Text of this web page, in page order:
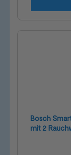
Bosch
mit 2